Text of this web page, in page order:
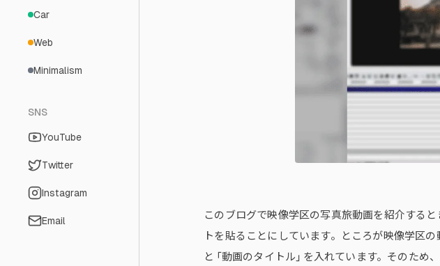
Car
Web
Minimalism
SNS
YouTube
Twitter
Instagram
Email
このブログで映像学区の写真旅動画を紹介する
トを貼ることにしています。ところが映像学区
と 「動画のタイトル」 を入れています。そのた